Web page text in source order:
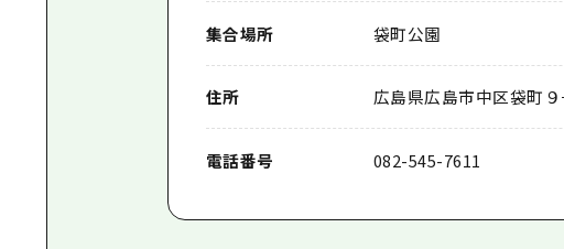
集合場所 袋町公園
住所 広島県広島市中区袋町９
電話番号 082-545-7611